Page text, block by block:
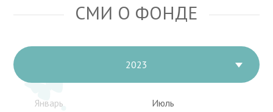
СМИ О ФОНДЕ
2023
Январь
Июль